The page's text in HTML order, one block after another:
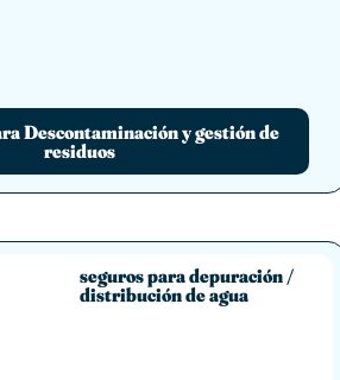
Descontaminación y gestión de
residuos
seguros para depuración /
distribución de agua